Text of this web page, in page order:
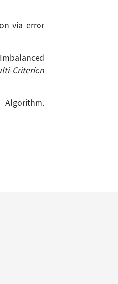
via error
Criterion
Algorithm.